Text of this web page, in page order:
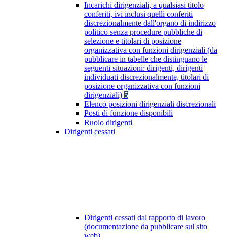
Incarichi dirigenziali, a qualsiasi titolo
conferiti, ivi inclusi quelli conferiti
discrezionalmente dall'organo di indirizzo
politico senza procedure pubbliche di
selezione e titolari di posizione
organizzativa con funzioni dirigenziali (da
pubblicare in tabelle che distinguano le
seguenti situazioni: dirigenti, dirigenti
individuati discrezionalmente, titolari di
posizione organizzativa con funzioni
dirigenziali) 5
Elenco posizioni dirigenziali discrezionali
Posti di funzione disponibili
Ruolo dirigenti
Dirigenti cessati
Dirigenti cessati dal rapporto di lavoro
(documentazione da pubblicare sul sito